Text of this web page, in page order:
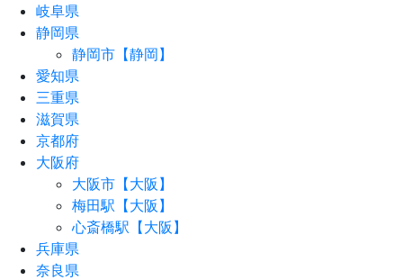
岐阜県
静岡県
静岡市【静岡】
愛知県
三重県
滋賀県
京都府
大阪府
大阪市【大阪】
梅田駅【大阪】
心斎橋駅【大阪】
兵庫県
奈良県